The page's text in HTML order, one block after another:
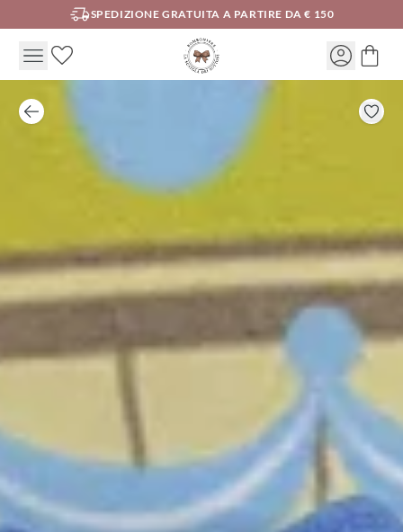
SPEDIZIONE GRATUITA A PARTIRE DA € 150